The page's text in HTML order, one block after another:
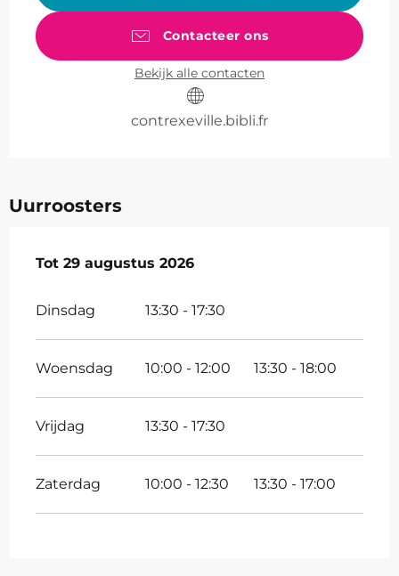
Contacteer ons
Bekijk alle contacten
contrexeville.bibli.fr
Uurroosters
Vanaf1 juli 2026 tot29 augustus 2026
Tot 29 augustus 2026
Dinsdag 13:30 - 17:30
Woensdag 10:00 - 12:00 13:30 - 18:00
Vrijdag 13:30 - 17:30
Zaterdag 10:00 - 12:30 13:30 - 17:00